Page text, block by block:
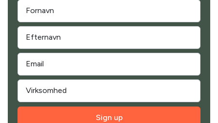
Sign up